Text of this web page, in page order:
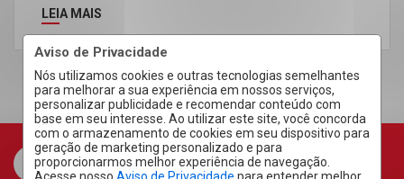
Aviso de Privacidade
Nós utilizamos cookies e outras tecnologias semelhantes
para melhorar a sua experiência em nossos serviços,
personalizar publicidade e recomendar conteúdo com
base em seu interesse. Ao utilizar este site, você concorda
com o armazenamento de cookies em seu dispositivo para
geração de marketing personalizado e para
proporcionarmos melhor experiência de navegação.
LEIA MAIS